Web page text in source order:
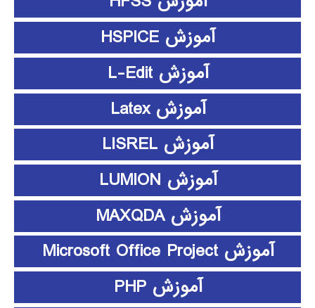
آموزش HSPICE
آموزش L-Edit
آموزش Latex
آموزش LISREL
آموزش LUMION
آموزش MAXQDA
آموزش Microsoft Office Project
آموزش PHP